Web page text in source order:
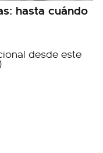
hasta cuándo